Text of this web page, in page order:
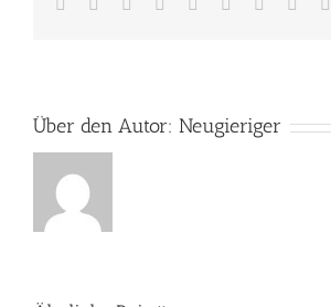
Über den Autor: Neugieriger